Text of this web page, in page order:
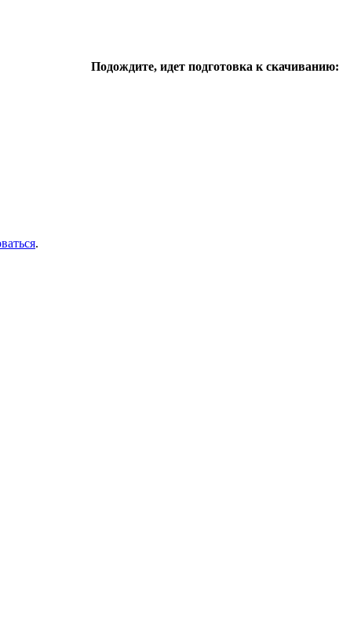
Подождите, идет подготовка к скачиванию:
.